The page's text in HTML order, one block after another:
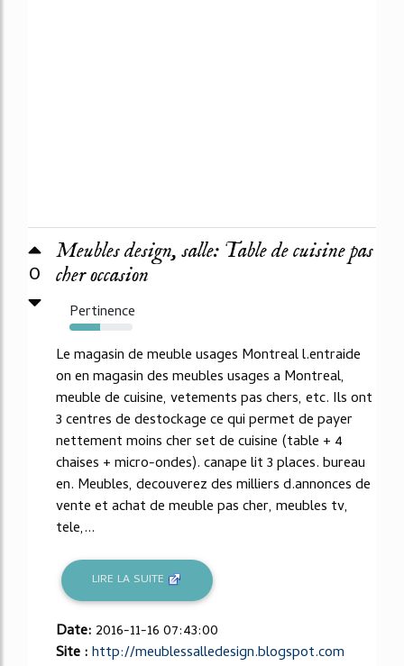
0
Meubles design, salle: Table de cuisine pas
cher occasion
Pertinence
49%
Le magasin de meuble usages Montreal l.entraide
on en magasin des meubles usages a Montreal,
meuble de cuisine, vetements pas chers, etc. Ils ont
3 centres de destockage ce qui permet de payer
nettement moins cher set de cuisine (table + 4
chaises + micro-ondes). canape lit 3 places. bureau
en. Meubles, decouverez des milliers d.annonces de
vente et achat de meuble pas cher, meubles tv,
tele,...
LIRE LA SUITE
Date: 2016-11-16 07:43:00
Site :http://meublessalledesign.blogspot.com